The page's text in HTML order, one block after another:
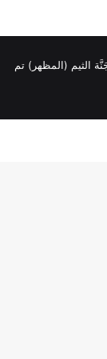
الثيم (المظهر) تم